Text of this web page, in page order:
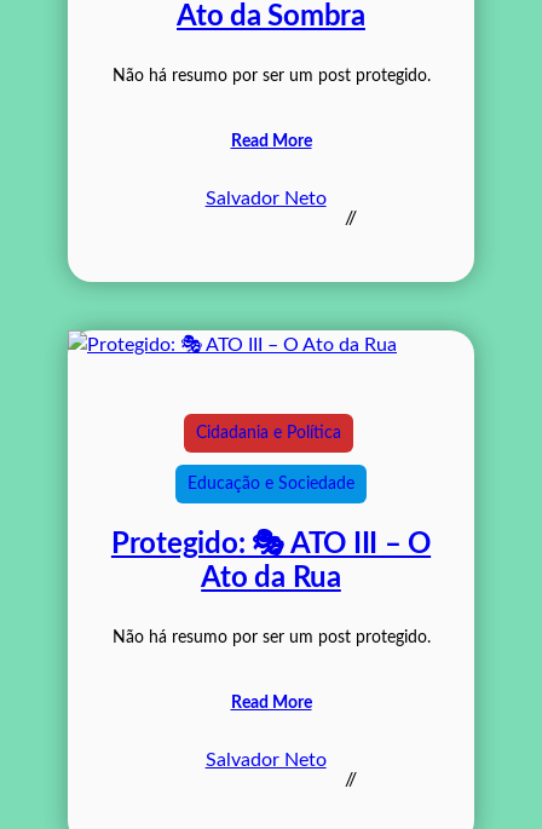
Ato da Sombra
Não há resumo por ser um post protegido.
Read More
Salvador Neto
//
Cidadania e Política
Educação e Sociedade
Protegido: 🎭 ATO III – O
Ato da Rua
Não há resumo por ser um post protegido.
Read More
Salvador Neto
//